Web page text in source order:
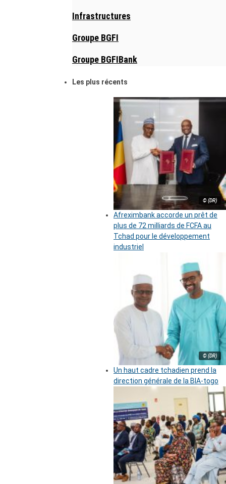
Infrastructures
Groupe BGFI
Groupe BGFIBank
Les plus récents
© (DR)
Afreximbank accorde un prêt de
plus de 72 milliards de FCFA au
Tchad pour le développement
industriel
© (DR)
Un haut cadre tchadien prend la
direction générale de la BIA-togo